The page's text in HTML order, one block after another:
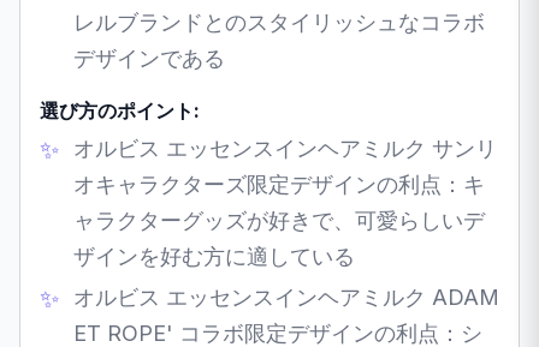
レルブランドとのスタイリッシュなコラボ
デザインである
選び方のポイント:
オルビス エッセンスインヘアミルク サンリ
オキャラクターズ限定デザインの利点：キ
ャラクターグッズが好きで、可愛らしいデ
ザインを好む方に適している
オルビス エッセンスインヘアミルク ADAM
ET ROPE' コラボ限定デザインの利点：シ